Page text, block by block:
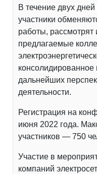
В течение двух
участники
работы,
предлагаемые
консолидированное
дальнейших
деятельности.
Регистрация на
июня 2022 года.
участников — 750
Участие в
компаний